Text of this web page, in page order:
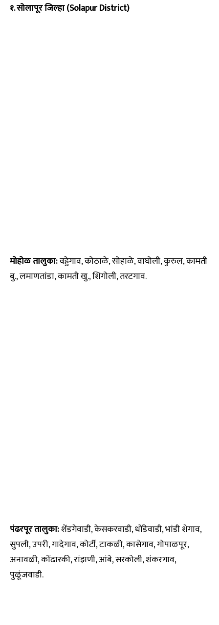
१. सोलापूर जिल्हा (Solapur District)
मोहोळ तालुका:वड्डेगाव, कोठाळे, सोहाळे, वाघोली, कुरुल, कामती
बु., लमाणतांडा, कामती खु., शिंगोली, तरटगाव.
पंढरपूर तालुका:शेंडगेवाडी, केसकरवाडी, धोंडेवाडी, भांडी शेगाव,
सुपली, उपरी, गादेगाव, कोर्टी, टाकळी, कासेगाव, गोपाळपूर,
अनावळी, कोंढारकी, रांझणी, आंबे, सरकोली, शंकरगाव,
पुळूंजवाडी.